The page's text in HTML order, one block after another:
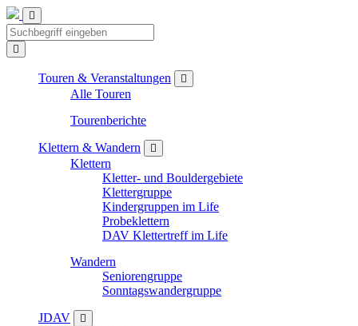
Touren & Veranstaltungen
Alle Touren
Tourenberichte
Klettern & Wandern
Klettern
Kletter- und Bouldergebiete
Klettergruppe
Kindergruppen im Life
Probeklettern
DAV Klettertreff im Life
Wandern
Seniorengruppe
Sonntagswandergruppe
JDAV